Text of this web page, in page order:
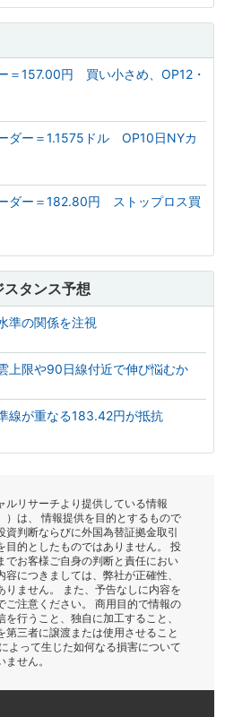
＝157.00円 買い小さめ、OP12・
ダー＝1.1575ドル OP10日NYカ
ダー＝182.80円 ストップロス買
タンス予想
準の関係を注視
上限や90日線付近で伸び悩むか
線が重なる183.42円が抵抗
ルリサーチより提供している情報
）は、 情報提供を目的とするもので
資判断ならびに外国為替証拠金取引
目的としたものではありません。 投
でお客様ご自身の判断と責任におい
につきましては、弊社が正確性、
りません。 また、予告なしに内容を
ご注意ください。 商用目的で情報の
行うこと、独自に加工すること、
三者に譲渡または使用させること
よって生じた如何なる損害について
せん。